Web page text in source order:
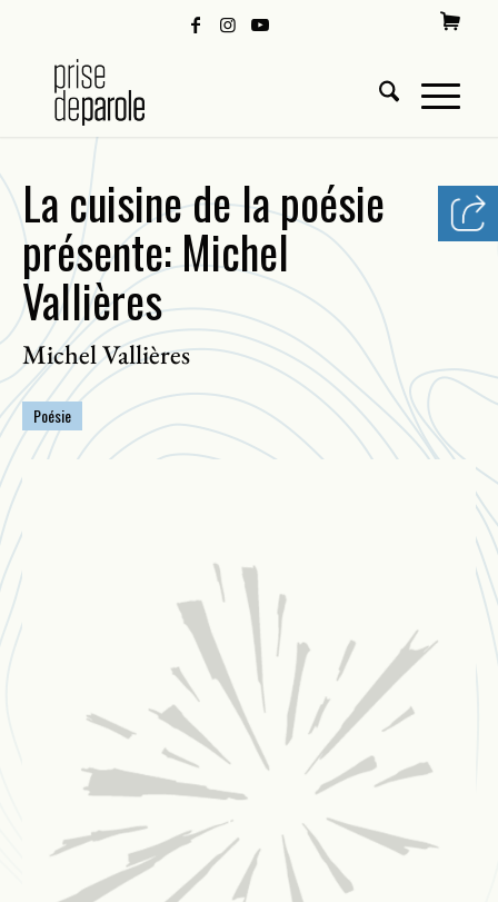
La cuisine de la poésie
présente: Michel
Vallières
Michel Vallières
Poésie